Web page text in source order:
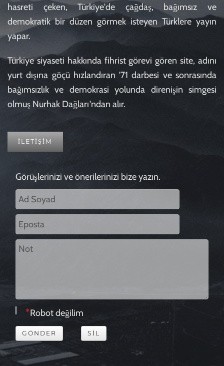
hasreti çeken, Türkiye'de çağdaş, bağımsız ve
demokratik bir düzen görmek isteyen Türklere yayın
yapar.
Türkiye siyaseti hakkında fihrist görevi gören site, adını
yurt dışına göçü hızlandıran '71 darbesi ve sonrasında
bağımsızlık ve demokrasi yolunda direnişin simgesi
olmuş Nurhak Dağları'ndan alır.
İLETİŞİM
Görüşlerinizi ve önerilerinizi bize yazın.
Robot değilim
GÖNDER SIL